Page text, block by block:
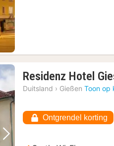
Volgende foto
Residenz Hotel
Duitsland › Gießen Toon op
Ontgrendel korting